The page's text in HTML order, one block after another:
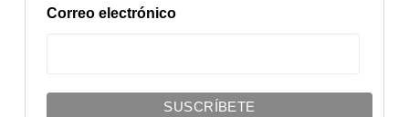
Correo electrónico